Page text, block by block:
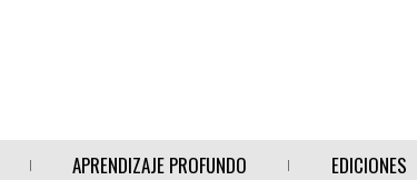
APRENDIZAJE PROFUNDO EDICIONES